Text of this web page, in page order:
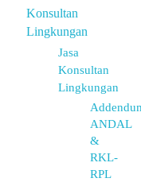
Konsultan
Lingkungan
Jasa
Konsultan
Lingkungan
ANDAL
&
RKL-
RPL